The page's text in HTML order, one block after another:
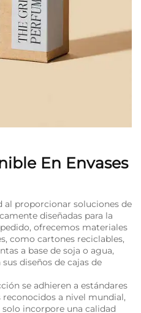
En Envases
al proporcionar soluciones de
diseñadas para la
ofrecemos materiales
como cartones reciclables,
a base de soja o agua,
diseños de cajas de
se adhieren a estándares
a nivel mundial,
incorpore una calidad